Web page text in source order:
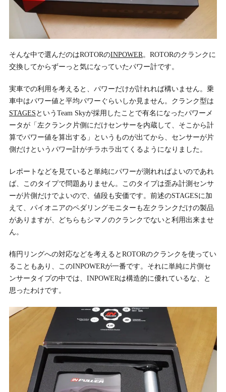
そんな中で選んだのはROTORのINPOWER。ROTORのクランクに
交換してからずーっと気になっていたパワー計です。
実車での利用を考えると、パワーだけが計れれば構いません。乗
車中はパワー値と平均パワーぐらいしか見ません。クランク型は
STAGES というTeam Skyが採用したことで有名になったパワーメ
ータが「左クランク片側にだけセンサーを内蔵して、そこから計
算でパワー値を算出する」というものが出てから、センサーが片
側だけというパワー計がチラホラ出てくるようになりました。
レポートなどを見ていると単純にパワーが測れればよいのであれ
ば、このタイプで問題ありません。このタイプは歪み計測センサ
ーが片側だけでよいので、値段も安価です。前述のSTAGESに加
えて、パイオニアのペダリングモニターも左クランクだけの製品
がありますが、どちらもシマノのクランクでないと利用出来ませ
ん。
楕円リングへの対応などを考えるとROTORのクランクを使ってい
ることもあり、このINPOWERが一番です。それに単純に片側セ
ンサータイプの中では、INPOWERは構造的に優れているな、と
思ったわけです。